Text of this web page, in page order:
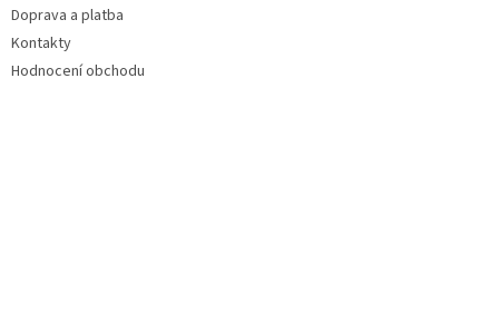
Doprava a platba
Kontakty
Hodnocení obchodu